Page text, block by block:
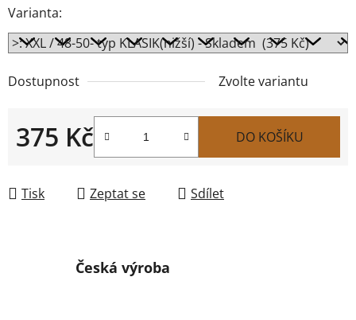
Varianta:
Dostupnost Zvolte variantu
375 Kč DO KOŠÍKU
Tisk Zeptat se Sdílet
Česká výroba